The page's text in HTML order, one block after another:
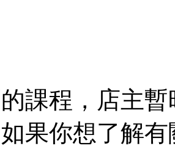
課程，店主
果你想了解